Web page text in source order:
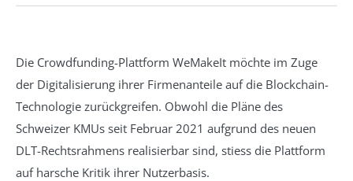
Die Crowdfunding-Plattform WeMakeIt möchte im Zuge
der Digitalisierung ihrer Firmenanteile auf die Blockchain-
Technologie zurückgreifen. Obwohl die Pläne des
Schweizer KMUs seit Februar 2021 aufgrund des neuen
DLT-Rechtsrahmens realisierbar sind, stiess die Plattform
auf harsche Kritik ihrer Nutzerbasis.